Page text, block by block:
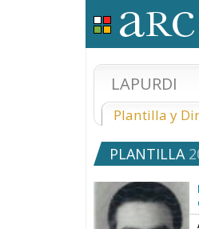
LAPURDI
Plantilla y
PLANTILLA